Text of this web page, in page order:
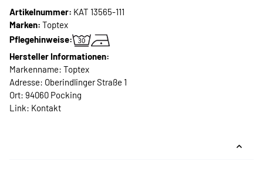
Artikelnummer: KAT 13565-111
Marken: Toptex
Pflegehinweise:
Hersteller Informationen:
Markenname: Toptex
Adresse: Oberindlinger Straße 1
Ort: 94060 Pocking
Link: Kontakt